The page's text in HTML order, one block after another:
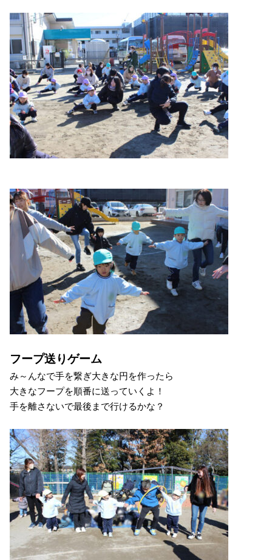
フープ送りゲーム
み～んなで手を繋ぎ大きな円を作ったら
大きなフープを順番に送っていくよ！
手を離さないで最後まで行けるかな？